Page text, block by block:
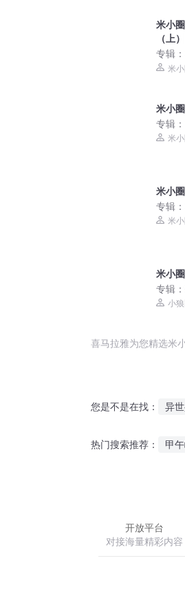
米小
（上
专辑：
米
米小
专辑：
米
米小
专辑：
记第2
米
米小
专辑：
小
喜马拉雅为您精选米
您是不是在找： 异
热门搜索推荐： 甲
开放平台
对接海量精彩内容